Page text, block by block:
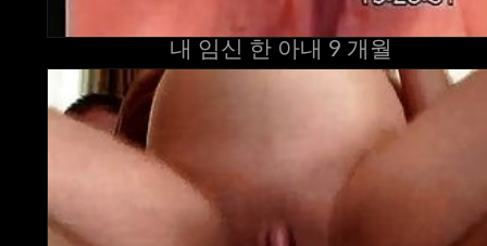
내 임신 한 아내 9 개월